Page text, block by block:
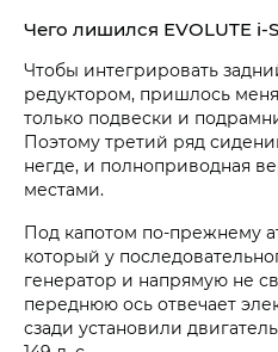
Чего лишился EVOLUTE
Чтобы интегрировать
редуктором, пришлось
только подвески и
Поэтому третий ряд
негде, и полноприводная
местами.
Под капотом по-прежнему
который у
генератор и напрямую не
переднюю ось отвечает
сзади установили